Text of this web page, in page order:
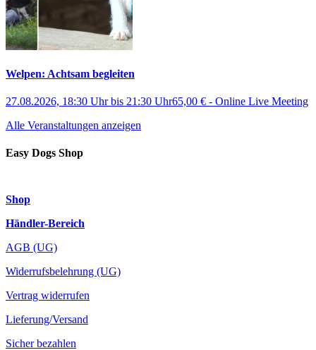
Welpen: Achtsam begleiten
27.08.2026, 18:30 Uhrbis 21:30 Uhr65,00 € - Online Live Meeting
Alle Veranstaltungen anzeigen
Easy Dogs Shop
Shop
Händler-Bereich
AGB (UG)
Widerrufsbelehrung (UG)
Vertrag widerrufen
Lieferung/Versand
Sicher bezahlen